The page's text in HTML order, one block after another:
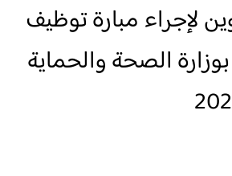
لإجراء مبارة توظيف
بوزارة الصحة والحماية